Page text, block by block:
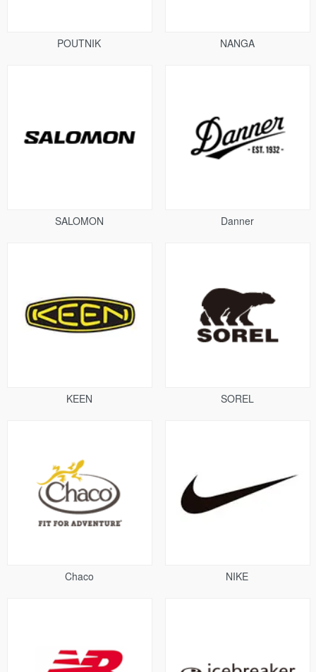
POUTNIK NANGA
SALOMON Danner
KEEN SOREL
Chaco NIKE